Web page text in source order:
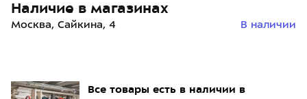
Все товары есть в наличии в
Наличие в магазинах
Москва, Сайкина, 4 В наличии